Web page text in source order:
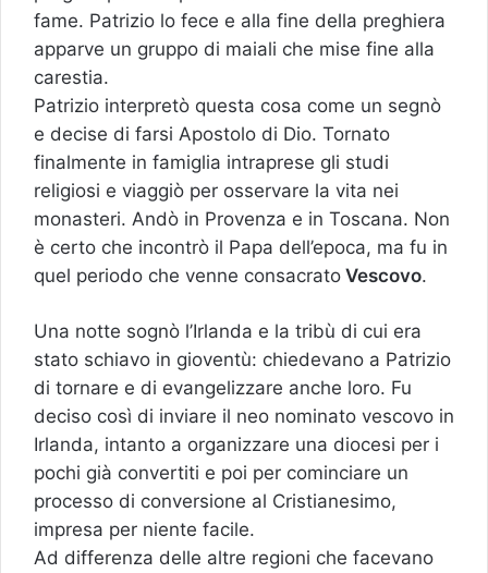
fame. Patrizio lo fece e alla fine della preghiera
apparve un gruppo di maiali che mise fine alla
carestia.
Patrizio interpretò questa cosa come un segnò
e decise di farsi Apostolo di Dio. Tornato
finalmente in famiglia intraprese gli studi
religiosi e viaggiò per osservare la vita nei
monasteri. Andò in Provenza e in Toscana. Non
è certo che incontrò il Papa dell’epoca, ma fu in
quel periodo che venne consacrato Vescovo.
Una notte sognò l’Irlanda e la tribù di cui era
stato schiavo in gioventù: chiedevano a Patrizio
di tornare e di evangelizzare anche loro. Fu
deciso così di inviare il neo nominato vescovo in
Irlanda, intanto a organizzare una diocesi per i
pochi già convertiti e poi per cominciare un
processo di conversione al Cristianesimo,
impresa per niente facile.
Ad differenza delle altre regioni che facevano